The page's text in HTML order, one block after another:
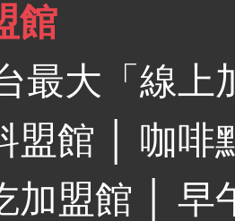
館
最大「線上
盟館
咖啡
加盟館
早